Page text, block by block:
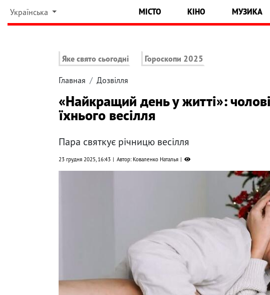
Українська МІСТО КІНО МУЗИКА
Яке свято сьогодні Гороскопи 2025
Главная Дозвілля
«Найкращий день у житті»:
їхнього весілля
Пара святкує річницю весілля
23 грудня 2025, 16:43 Автор: Коваленко Наталья